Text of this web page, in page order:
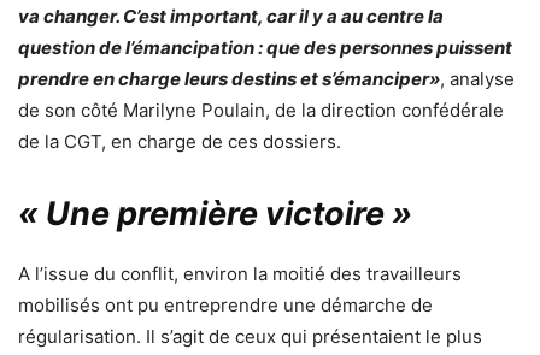
va changer. C’est important, car il y a au centre la
question de l’émancipation : que des personnes puissent
prendre en charge leurs destins et s’émanciper», analyse
de son côté Marilyne Poulain, de la direction confédérale
de la CGT, en charge de ces dossiers.
« Une première victoire »
A l’issue du conflit, environ la moitié des travailleurs
mobilisés ont pu entreprendre une démarche de
régularisation. Il s’agit de ceux qui présentaient le plus